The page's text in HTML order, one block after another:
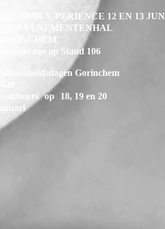
THE HAIR X-PERIENCE 12 EN 13
2022 EVENEMENTENHAL
GORINCHEM
Ontmoet ons op Stand 106
Schoonheidsdagen Gorinchem
vakbeurs op
18, 19 en 20
januari